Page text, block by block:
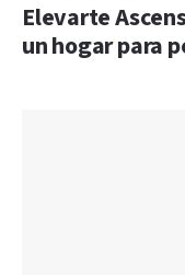
Elevarte
un hogar para